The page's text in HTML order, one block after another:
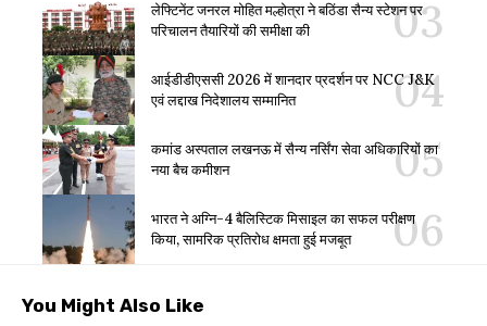
लेफ्टिनेंट जनरल मोहित मल्होत्रा ने बठिंडा सैन्य स्टेशन पर
परिचालन तैयारियों की समीक्षा की
आईडीडीएससी 2026 में शानदार प्रदर्शन पर NCC J&K
एवं लद्दाख निदेशालय सम्मानित
कमांड अस्पताल लखनऊ में सैन्य नर्सिंग सेवा अधिकारियों का
नया बैच कमीशन
भारत ने अग्नि-4 बैलिस्टिक मिसाइल का सफल परीक्षण
किया, सामरिक प्रतिरोध क्षमता हुई मजबूत
You Might Also Like